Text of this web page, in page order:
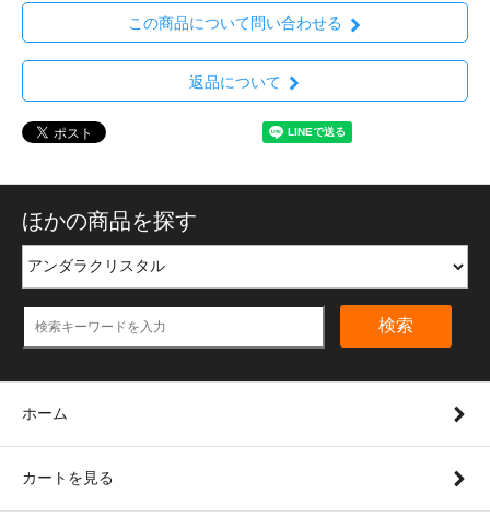
この商品について問い合わせる
返品について
ほかの商品を探す
検索
ホーム
カートを見る